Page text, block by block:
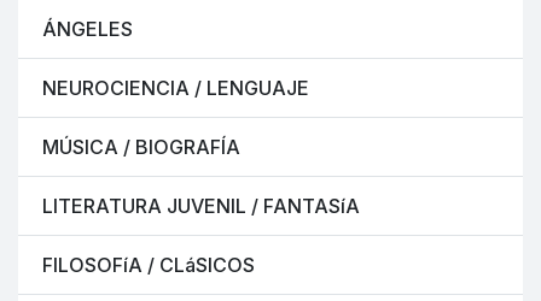
ÁNGELES
NEUROCIENCIA / LENGUAJE
MÚSICA / BIOGRAFÍA
LITERATURA JUVENIL / FANTASíA
FILOSOFíA / CLáSICOS